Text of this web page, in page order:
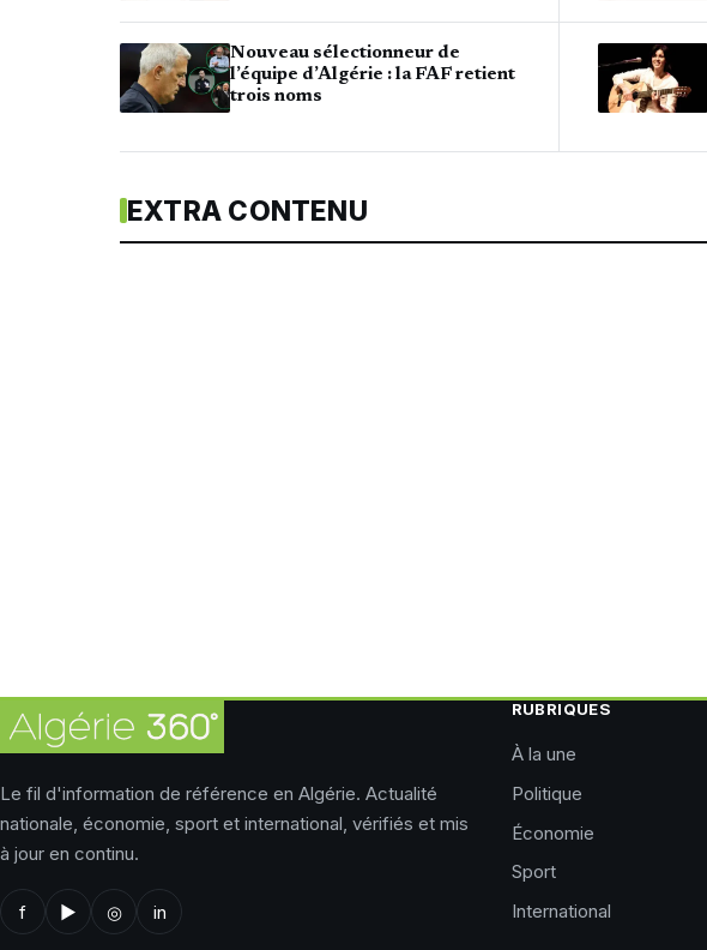
Nouveau sélectionneur de
l’équipe d’Algérie : la FAF retient
trois noms
EXTRA CONTENU
Le fil d'information de référence en Algérie. Actualité
nationale, économie, sport et international, vérifiés et mis
à jour en continu.
f ▶ ◎ in
RUBRIQUES
À la une
Politique
Économie
Sport
International